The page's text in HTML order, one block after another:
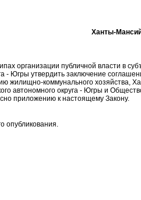
Ханты-
организации публичной власти в
- Югры утвердить заключение
жилищно-коммунального хозяйства,
автономного округа - Югры и
приложению к настоящему Закону.
опубликования.